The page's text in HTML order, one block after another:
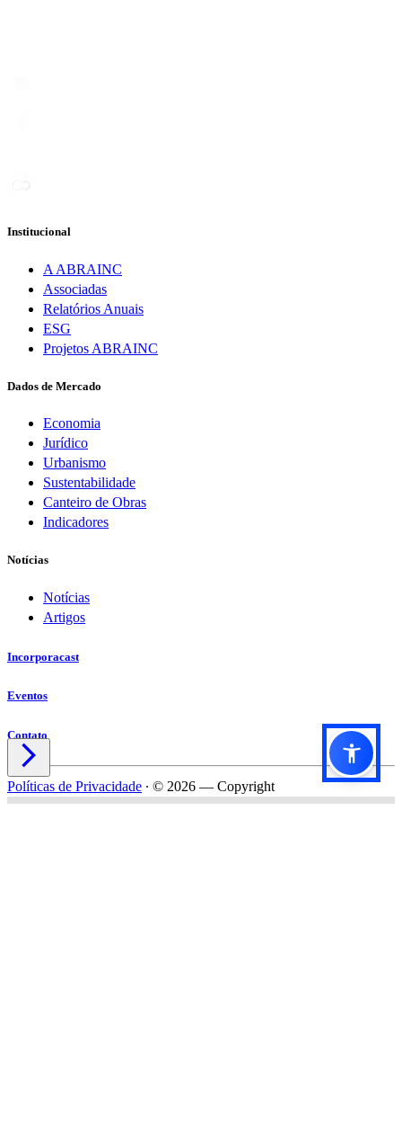
Institucional
A ABRAINC
Associadas
Relatórios Anuais
ESG
Projetos ABRAINC
Dados de Mercado
Economia
Jurídico
Urbanismo
Sustentabilidade
Canteiro de Obras
Indicadores
Notícias
Notícias
Artigos
Incorporacast
Eventos
Contato

Políticas de Privacidade ∙ © 2026 — Copyright